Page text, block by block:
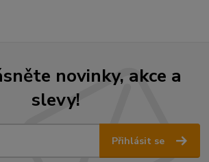
novinky, akce a
slevy!
Přihlásit se